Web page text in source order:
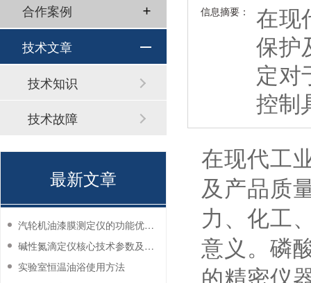
信息摘要：
在现
保护
定对
控制
在现代工
及产品质
力、化工
意义。磷
的精密仪
合作案例
技术文章
技术知识
技术故障
最新文章
汽轮机油漆膜测定仪的功能优势有哪些？
碱性氮滴定仪核心技术参数及应用说明
实验室恒温油浴使用方法